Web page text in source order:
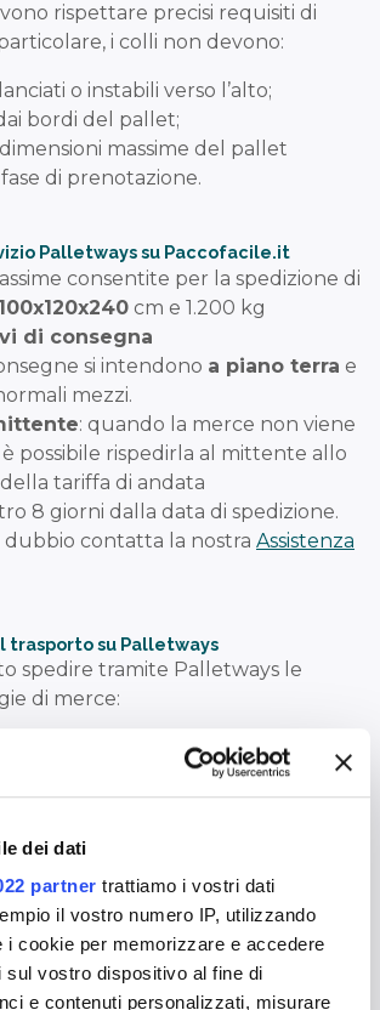
dei dati
partner trattiamo i vostri dati
il vostro numero IP, utilizzando
i cookie per memorizzare e accedere
sul vostro dispositivo al fine di
e contenuti personalizzati, misurare
rispettare precisi requisiti di
i colli non devono:
o instabili verso l’alto;
bordi del pallet;
massime del pallet
di prenotazione.
Palletways su Paccofacile.it
consentite per la spedizione di
100x120x240 cm e 1.200 kg
di consegna
si intendono a piano terra e
mezzi.
: quando la merce non viene
possibile rispedirla al mittente allo
tariffa di andata
8 giorni dalla data di spedizione.
dubbio contatta la nostra Assistenza
trasporto su Palletways
spedire tramite Palletways le
di merce:
animali vivi o morti, oro, preziosi,
d’arte.
viaggiano a rischio del mittente.
e ceneri derivanti da
frequenti